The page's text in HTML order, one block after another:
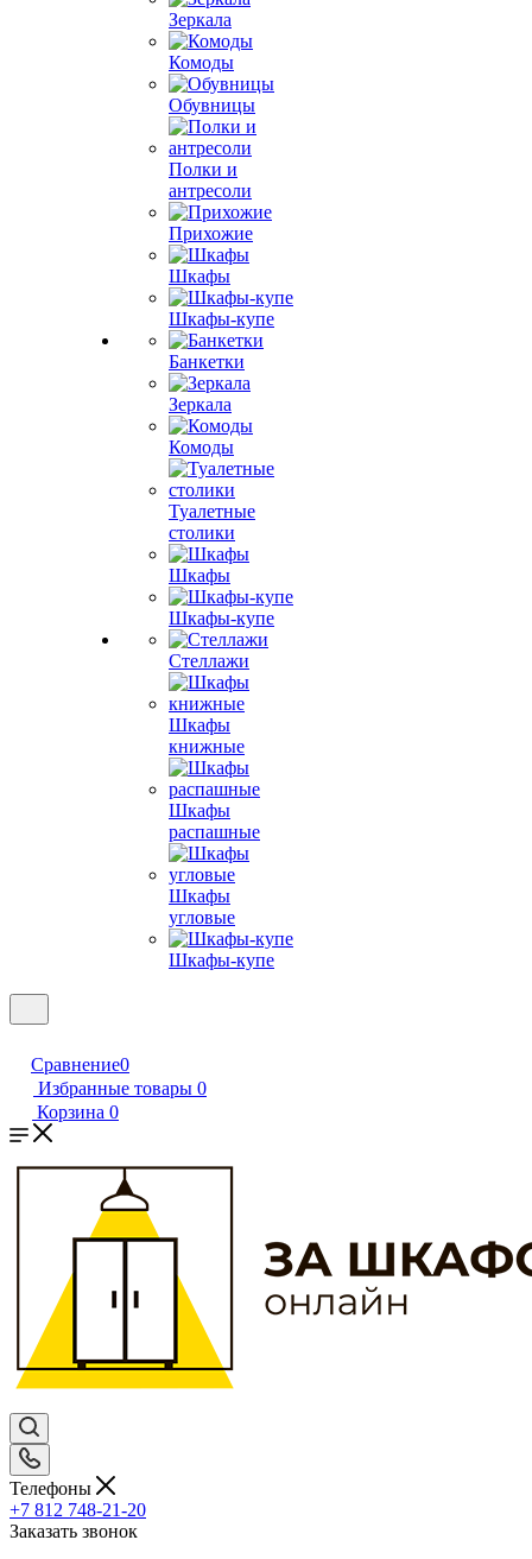
Зеркала
Комоды
Обувницы
Полки и
антресоли
Прихожие
Шкафы
Шкафы-купе
Банкетки
Зеркала
Комоды
Туалетные
столики
Шкафы
Шкафы-купе
Стеллажи
Шкафы
книжные
Шкафы
распашные
Шкафы
угловые
Шкафы-купе
Сравнение0
Избранные товары 0
Корзина 0
Телефоны
+7 812 748-21-20
Заказать звонок